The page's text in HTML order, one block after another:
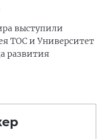
выступили
ТОС и Университет
развития